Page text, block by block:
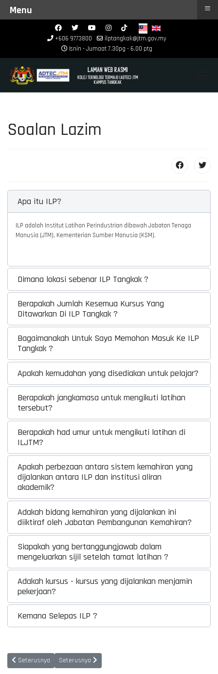
+606 9773800
ilptangkak@jtm.gov.my
Isnin - Jumaat 7.30pg - 6.00 ptg
Soalan Lazim
Apa itu ILP?
ILP adalah Institut Latihan Perindustrian dibawah Jabatan Tenaga
Manusia (JTM), Kementerian Sumber Manusia (KSM).
Dimana lokasi sebenar ILP Tangkak ?
Berapakah Jumlah Kesemua Kursus Yang
Ditawarkan Di ILP Tangkak ?
Bagaimanakah Untuk Saya Memohon Masuk Ke ILP
Tangkak ?
Apakah kemudahan yang disediakan untuk pelajar?
Berapakah jangkamasa untuk mengikuti latihan
tersebut?
Berapakah had umur untuk mengikuti latihan di
ILJTM?
Apakah perbezaan antara sistem kemahiran yang
dijalankan antara ILP dan institusi aliran
akademik?
Adakah bidang kemahiran yang dijalankan ini
diiktiraf oleh Jabatan Pembangunan Kemahiran?
Siapakah yang bertanggungjawab dalam
mengeluarkan sijil setelah tamat latihan ?
Adakah kursus - kursus yang dijalankan menjamin
pekerjaan?
Kemana Selepas ILP ?
Previous article: Pengurusan Tertinggi
Seterusnya Next article: Misi, Visi dan Objektif
Seterusnya
Menu ≡